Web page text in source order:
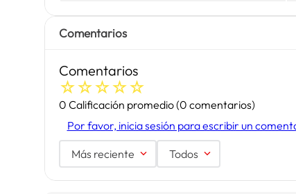
Comentarios
Comentarios
☆☆☆☆☆
0 Calificación promedio(0 comentarios)
Por favor, inicia sesión para escribir un
Más reciente Todos